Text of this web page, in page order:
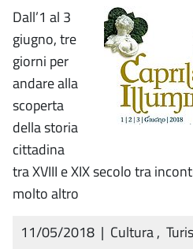
Dall’1 al 3
giugno, tre
giorni per
andare alla
scoperta
della storia
cittadina
tra XVIII e XIX secolo tra
molto altro
11/05/2018 | Cultura,